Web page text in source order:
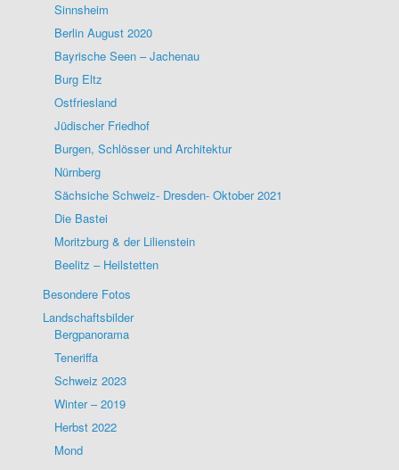
Sinnsheim
Berlin August 2020
Bayrische Seen – Jachenau
Burg Eltz
Ostfriesland
Jüdischer Friedhof
Burgen, Schlösser und Architektur
Nürnberg
Sächsiche Schweiz- Dresden- Oktober 2021
Die Bastei
Moritzburg & der Lilienstein
Beelitz – Heilstetten
Besondere Fotos
Landschaftsbilder
Bergpanorama
Teneriffa
Schweiz 2023
Winter – 2019
Herbst 2022
Mond